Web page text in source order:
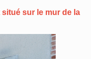
sur le mur de la